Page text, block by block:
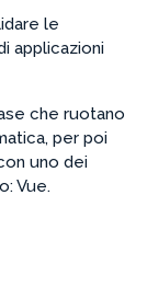
le
applicazioni
che ruotano
per poi
uno dei
Vue.